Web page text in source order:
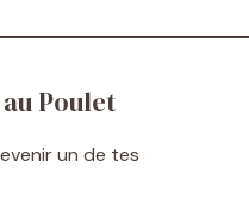
Poulet
un de tes